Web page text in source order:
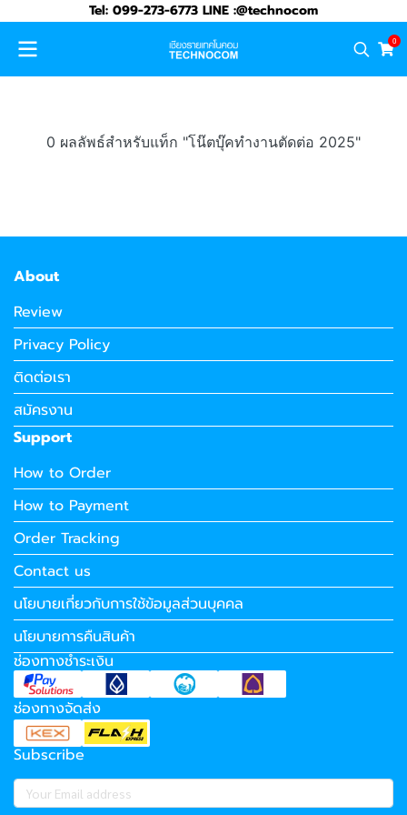
Tel: 099-273-6773 LINE :@technocom
0
0 ผลลัพธ์สำหรับแท็ก "โน๊ตบุ๊คทำงานตัดต่อ 2025"
About
Review
Privacy Policy
ติดต่อเรา
สมัครงาน
Support
How to Order
How to Payment
Order Tracking
Contact us
นโยบายเกี่ยวกับการใช้ข้อมูลส่วนบุคคล
นโยบายการคืนสินค้า
ช่องทางชำระเงิน
ช่องทางจัดส่ง
Subscribe